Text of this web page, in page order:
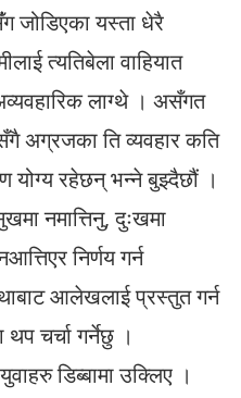
जोडिएका यस्ता धेरै
त्यतिबेला वाहियात
लाग्थे । असँगत
अग्रजका ति व्यवहार कति
योग्य रहेछन् भन्ने बुझ्दैछौं ।
नमात्तिनु, दुःखमा
निर्णय गर्न
आलेखलाई प्रस्तुत गर्न
थप चर्चा गर्नेछु ।
डिब्बामा उक्लिए ।